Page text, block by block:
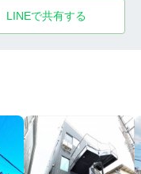
LINEで共有する